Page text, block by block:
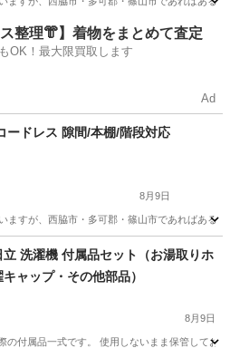
ラ
ス整理👘】着物をまとめて査定
OK！最大限買取します
Ad
ードレス 隙間/本棚/階段対応
8月9日
ますが、西脇市・多可郡・篠山市であればあ
活家電
立 洗濯機 付属品セット（お湯取りホ
ャップ・その他部品）
8月9日
の付属品一式です。 使用しないまま保管して